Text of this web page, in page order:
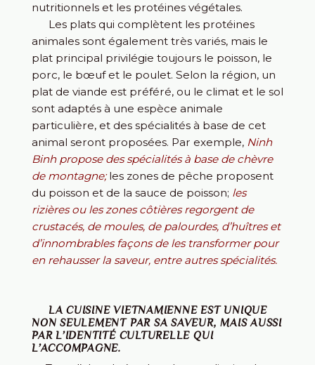
nutritionnels et les protéines végétales.
Les plats qui complètent les protéines
animales sont également très variés, mais le
plat principal privilégie toujours le poisson, le
porc, le bœuf et le poulet. Selon la région, un
plat de viande est préféré, ou le climat et le sol
sont adaptés à une espèce animale
particulière, et des spécialités à base de cet
animal seront proposées. Par exemple, Ninh
Binh propose des spécialités à base de chèvre
de montagne;les zones de pêche proposent
du poisson et de la sauce de poisson; les
rizières ou les zones côtières regorgent de
crustacés, de moules, de palourdes, d’huîtres et
d’innombrables façons de les transformer pour
en rehausser la saveur, entre autres spécialités.
LA CUISINE VIETNAMIENNE EST UNIQUE
NON SEULEMENT PAR SA SAVEUR, MAIS AUSSI
PAR L’IDENTITÉ CULTURELLE QUI
L’ACCOMPAGNE.